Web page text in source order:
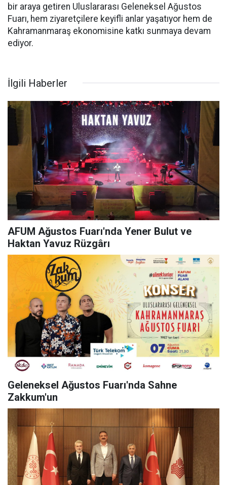
bir araya getiren Uluslararası Geleneksel Ağustos
Fuarı, hem ziyaretçilere keyifli anlar yaşatıyor hem de
Kahramanmaraş ekonomisine katkı sunmaya devam
ediyor.
İlgili Haberler
AFUM Ağustos Fuarı'nda Yener Bulut ve
Haktan Yavuz Rüzgârı
Geleneksel Ağustos Fuarı'nda Sahne
Zakkum'un